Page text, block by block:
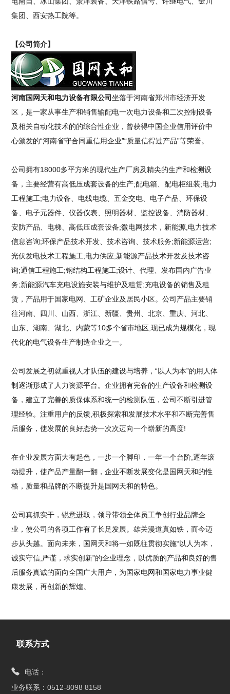
集团、西安热工院等。
【公司简介】
河南国网天和电力设备有限公司坐落于河南省郑州市经济开发
区，是一家从事生产和销售输配电一次电力设备和二次控制设备
及相关自动化技术的的综合性企业，曾获得中国企业信用评价中
心颁发的“河南省守合同重信用企业”“质量信得过产品”等荣誉。
公司拥有18000多平方米的现代生产厂房及精尖的生产和检测设
备，主要经营有高低压成套设备的生产;配电箱、配电柜组装;电力
工程施工;电力设备、电线电缆、五金交电、电子产品、环保设
备、电子元器件、仪器仪表、照明器材、监控设备、消防器材、
安防产品、电梯、高低压成套设备;微电网技术，新能源,电力技术
信息咨询;环保产品技术开发、技术咨询、技术服务;新能源运营;
光伏发电技术工程施工;电力供应;新能源产品技术开发及技术咨
询;通信工程施工;钢结构工程施工;设计、代理、发布国内广告业
务;新能源汽车充电设施安装与维护及租赁;充电设备的销售及租
赁，产品用于国家电网、工矿企业及居民小区。公司产品主要销
往河南、四川、山西、浙江、新疆、贵州、北京、重庆、河北、
山东、湖南、湖北、内蒙等10多个省市地区,现已成为规模化，现
代化的电气设备生产制造企业之一。
公司发展之初就重视人才队伍的建设与培养，“以人为本”的用人体
制逐渐形成了人力资源平台。企业拥有完备的生产设备和检测设
备，建立了完善的质保体系和统一的检测队伍，公司不断引进管
理经验。注重用户的反馈,积极探索和发展技术水平和不断完善售
后服务，使发展的良好态势一次次迈向一个崭新的高度!
在企业发展方面大有起色，一步一个脚印，一年一个台阶,逐年滚
动提升，使产品产量翻一翻，企业不断发展变化是国网天和的性
格，质量和品牌的不断提升是国网天和的特色。
公司真抓实干，锐意进取，领导带领全体员工争创行业品牌企
业，使公司的各项工作有了长足发展。雄关漫道真如铁，而今迈
步从头越。面向未来，国网天和将一如既往贯彻实施“以人为本，
诚实守信,严谨，求实创新”的企业理念，以优质的产品和良好的售
后服务真诚的面向全国广大用户，为国家电网和国家电力事业健
康发展，再创新的辉煌。
联系方式
电话：
业务联系：0512-8098 8158